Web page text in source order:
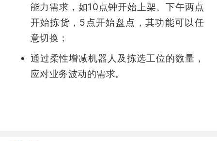
能力需求，如10点钟开始上架、下午两点
开始拣货，5点开始盘点，其功能可以任
意切换；
通过柔性增减机器人及拣选工位的数量，
应对业务波动的需求。